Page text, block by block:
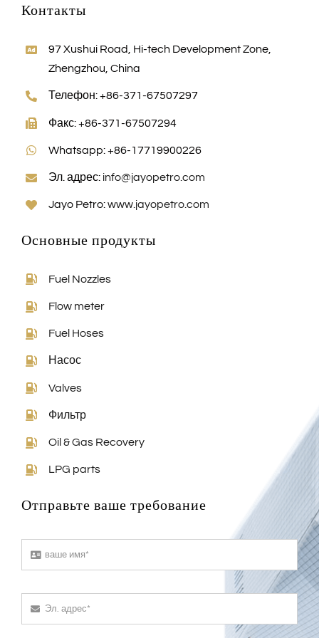
Search
for:
Контакты
97 Xushui Road, Hi-tech Development Zone,
Zhengzhou, China
Телефон: +86-371-67507297
Факс: +86-371-67507294
Whatsapp: +86-17719900226
Эл. адрес: info@jayopetro.com
Jayo Petro:www.jayopetro.com
Основные продукты
Fuel Nozzles
Flow meter
Fuel Hoses
Насос
Valves
Фильтр
Oil & Gas Recovery
LPG parts
Отправьте ваше требование